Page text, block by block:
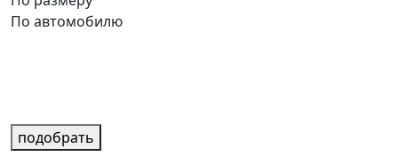
По автомобилю
подобрать